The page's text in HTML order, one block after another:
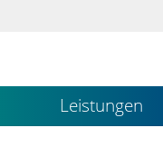
Leistungen